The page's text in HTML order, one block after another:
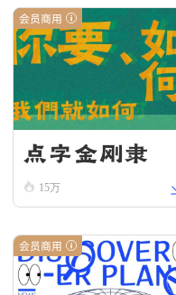
会员商用
点字金刚隶
15万
会员商用